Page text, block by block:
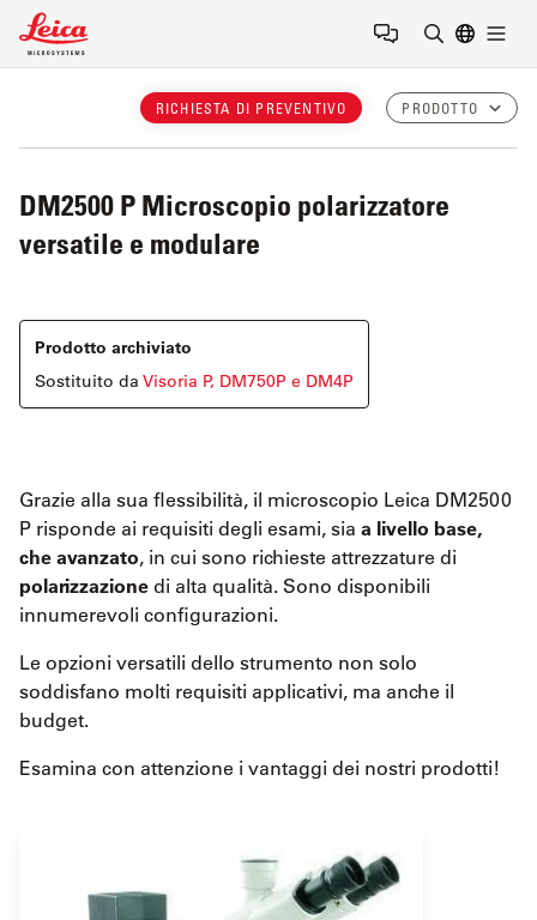
Leica Microsystems Logo
RICHIESTA DI PREVENTIVO PRODOTTO
DM2500 P Microscopio polarizzatore
versatile e modulare
Prodotto archiviato
Sostituito da Visoria P, DM750P e DM4P
Grazie alla sua flessibilità, il microscopio Leica DM2500
P risponde ai requisiti degli esami, sia a livello base,
che avanzato, in cui sono richieste attrezzature di
polarizzazione di alta qualità. Sono disponibili
innumerevoli configurazioni.
Le opzioni versatili dello strumento non solo
soddisfano molti requisiti applicativi, ma anche il
budget.
Esamina con attenzione i vantaggi dei nostri prodotti!